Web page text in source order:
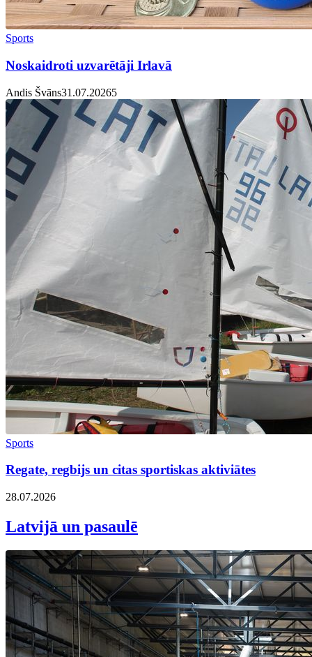
Sports
Noskaidroti uzvarētāji Irlavā
Andis Švāns31.07.20265
Sports
Regate, regbijs un citas sportiskas aktiviātes
28.07.2026
Latvijā un pasaulē